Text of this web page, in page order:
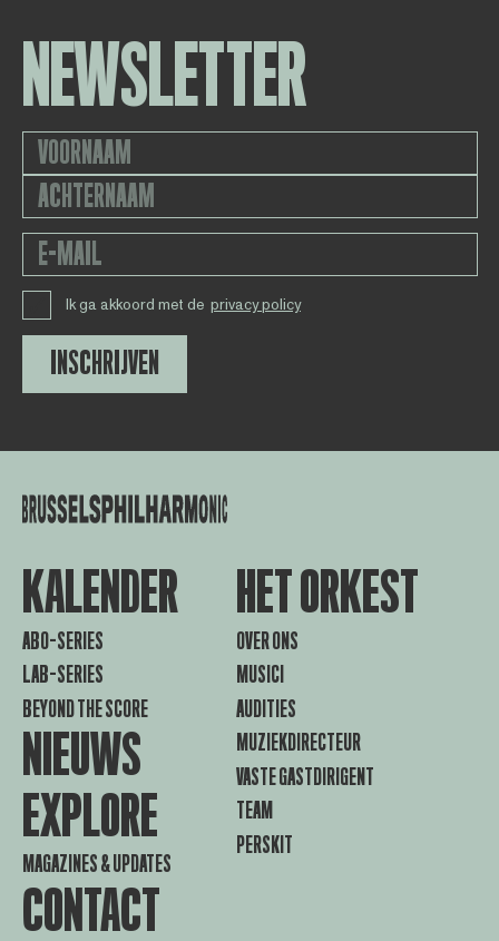
NEWSLETTER
Ik ga akkoord met de privacy policy
INSCHRIJVEN
KALENDER
ABO-SERIES
LAB-SERIES
BEYOND THE SCORE
NIEUWS
EXPLORE
MAGAZINES & UPDATES
CONTACT
HET ORKEST
OVER ONS
MUSICI
AUDITIES
MUZIEKDIRECTEUR
VASTE GASTDIRIGENT
TEAM
PERSKIT